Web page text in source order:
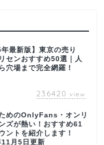
年最新版】東京の売り
センおすすめ50選｜人
穴場まで完全網羅！
236420 view
めのOnlyFans・オンリ
ズが熱い！おすすめ61
ントを紹介します！
月5日更新